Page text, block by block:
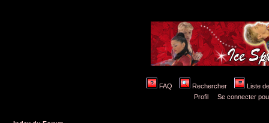
FAQ Rechercher
Liste
Profil
Se connecter